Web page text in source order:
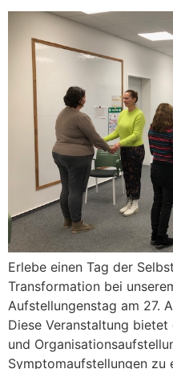
Erlebe einen Tag der
Transformation bei
Aufstellungenstag am 27.
Diese Veranstaltung
und
Symptomaufstellungen zu